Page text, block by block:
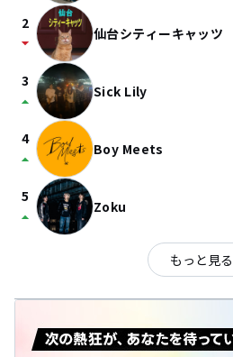
2
arrow_drop_down 仙台シティーキャッツ
3
arrow_drop_up Sick Lily
4
arrow_drop_up Boy Meets
5
arrow_drop_up Zoku
もっと見る